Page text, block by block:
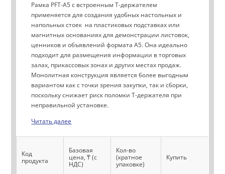
Рамка PFT-A5 с встроенным Т-держателем
применяется для создания удобных настольных и
напольных стоек на пластиковых подставках или
магнитных основаниях для демонстрации листовок,
ценников и объявлений формата А5. Она идеально
подходит для размещения информации в торговых
залах, прикассовых зонах и других местах продаж.
Монолитная конструкция является более выгодным
вариантом как с точки зрения закупки, так и сборки,
поскольку снижает риск поломки Т-держателя при
неправильной установке.
Читать далее
Код
продукта
Базовая
цена, ₸ (с
НДС)
Кол-во
(кратное
упаковке)
Купить